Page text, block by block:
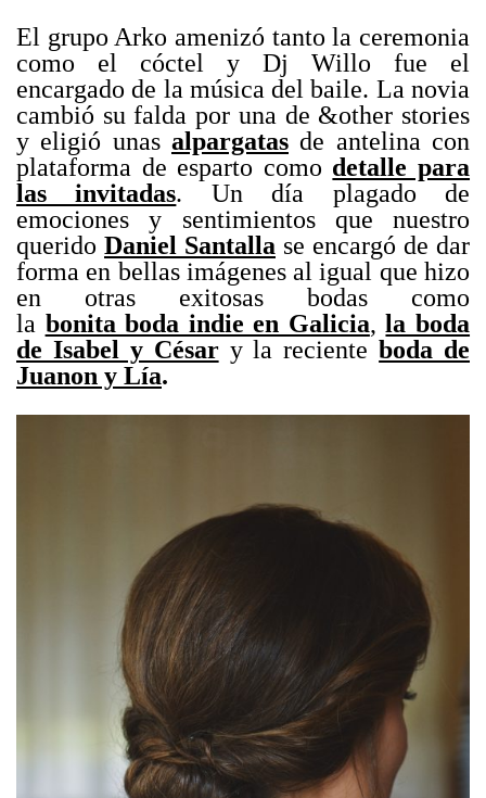
El grupo Arko amenizó tanto la ceremonia
como el cóctel y Dj Willo fue el
encargado de la música del baile. La novia
cambió su falda por una de &other stories
y eligió unas alpargatas de antelina con
plataforma de esparto como detalle para
las invitadas. Un día plagado de
emociones y sentimientos que nuestro
querido Daniel Santalla se encargó de dar
forma en bellas imágenes al igual que hizo
en otras exitosas bodas como
la bonita boda indie en Galicia,la boda
de Isabel y César y la recienteboda de
Juanon y Lía.